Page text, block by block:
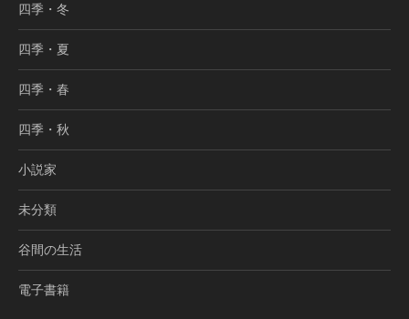
四季・冬
四季・夏
四季・春
四季・秋
小説家
未分類
谷間の生活
電子書籍